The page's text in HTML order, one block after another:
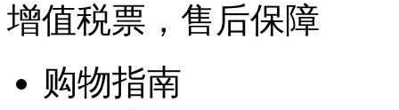
增值税票，售后保障
购物指南